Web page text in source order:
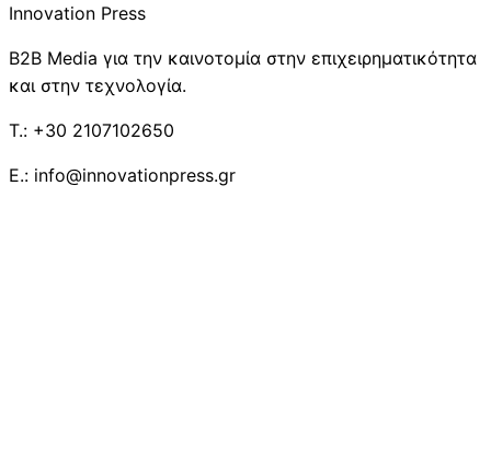
Innovation Press
B2B Media για την καινοτομία στην επιχειρηματικότητα
και στην τεχνολογία.
T.: +30 2107102650
E.: info@innovationpress.gr